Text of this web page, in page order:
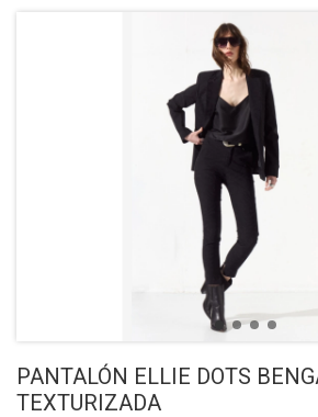
PANTALÓN ELLIE DOTS
TEXTURIZADA